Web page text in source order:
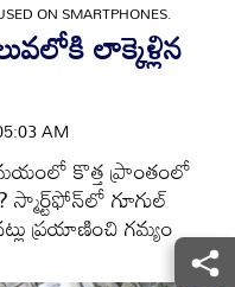
ON SMARTPHONES.
లాక్కెళ్లిన
AM
కొత్త ప్రాంతంలో
గూగుల్‌
ప్రయాణించి గమ్యం